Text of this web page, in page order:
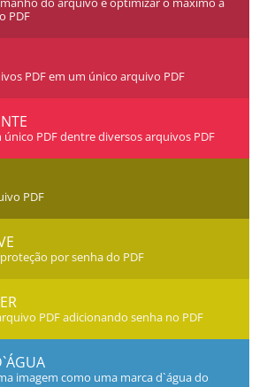
PDF
PDF em um único arquivo PDF
único PDF dentre diversos arquivos PDF
PDF
por senha do PDF
PDF adicionando senha no PDF
imagem como uma marca d`água do